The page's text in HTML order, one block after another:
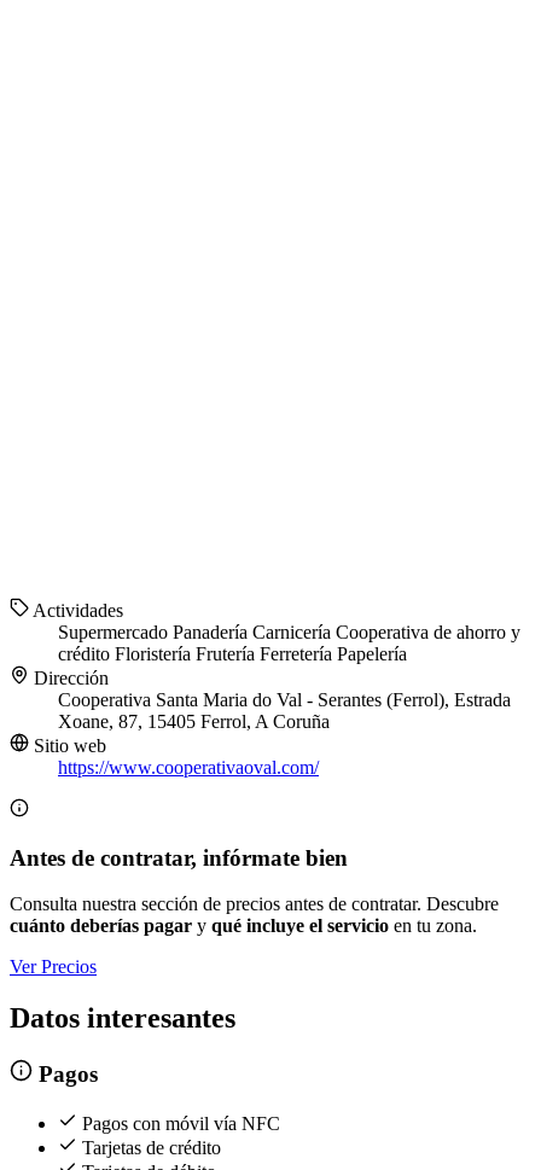
Actividades
Supermercado Panadería Carnicería Cooperativa de ahorro y
crédito Floristería Frutería Ferretería Papelería
Dirección
Cooperativa Santa Maria do Val - Serantes (Ferrol), Estrada
Xoane, 87, 15405 Ferrol, A Coruña
Sitio web
https://www.cooperativaoval.com/
Antes de contratar, infórmate bien
Consulta nuestra sección de precios antes de contratar. Descubre
cuánto deberías pagar y qué incluye el servicio en tu zona.
Ver Precios
Datos interesantes
Pagos
Pagos con móvil vía NFC
Tarjetas de crédito